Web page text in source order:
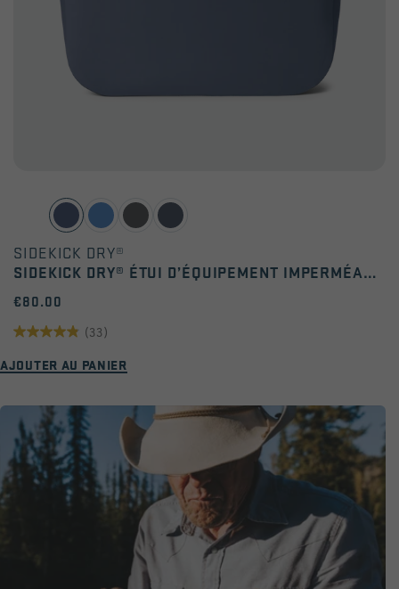
SIDEKICK DRY®
SIDEKICK DRY® ÉTUI D’ÉQUIPEMENT IMPERMÉABLE 6 L
€80.00
(33)
sur
étoiles.
33
avis
AJOUTER AU PANIER